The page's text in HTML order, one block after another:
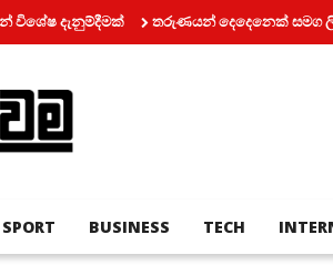
තරුණයන් දෙදෙනෙක් සමග ලිෆ්ට් එකක්
SPORT BUSINESS TECH